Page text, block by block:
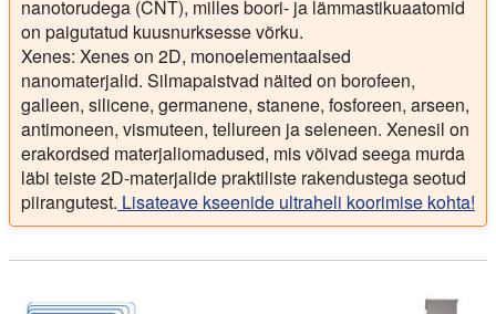
nanotorudega (CNT), milles boori- ja lämmastikuaatomid
on paigutatud kuusnurksesse võrku.
Xenes: Xenes on 2D, monoelementaalsed
nanomaterjalid. Silmapaistvad näited on borofeen,
galleen, silicene, germanene, stanene, fosforeen, arseen,
antimoneen, vismuteen, tellureen ja seleneen. Xenesil on
erakordsed materjaliomadused, mis võivad seega murda
läbi teiste 2D-materjalide praktiliste rakendustega seotud
piirangutest. Lisateave kseenide ultraheli koorimise kohta!